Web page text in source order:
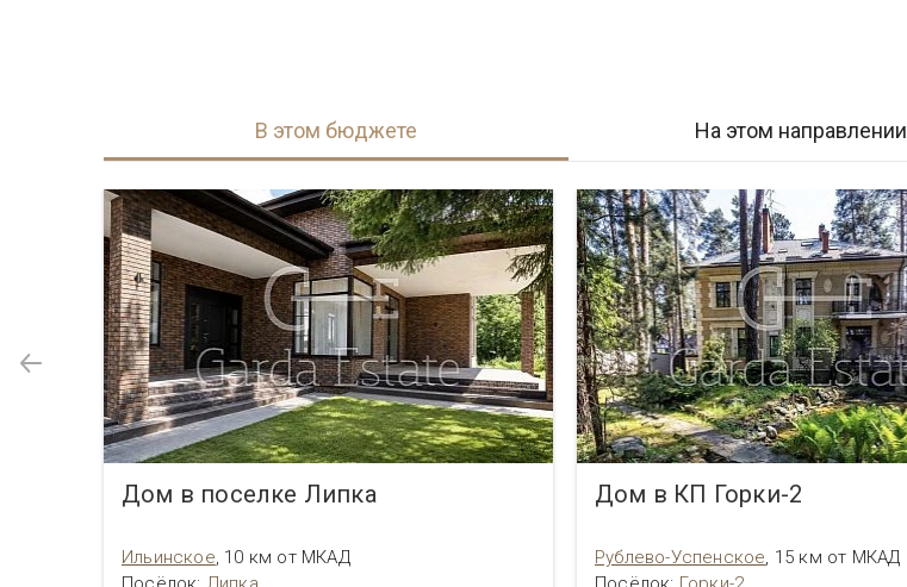
В этом бюджете На этом направлении
Дом в поселке Липка
Ильинское 10 км от МКАД
Дом в КП Горки-2
Рублево-Успенское 15 км от МКАД